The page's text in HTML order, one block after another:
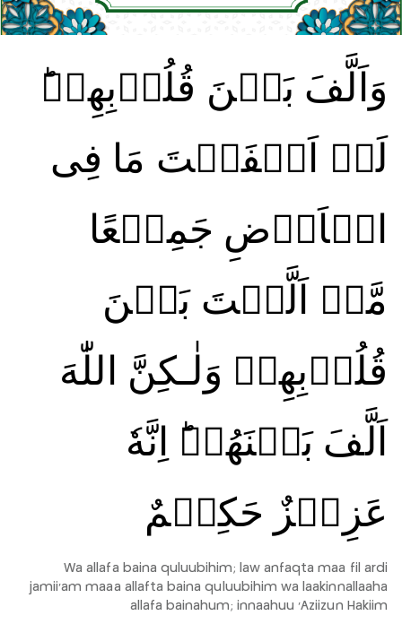
وَاَلَّفَ بَيۡنَ قُلُوۡبِهِمۡ‌ؕ
لَوۡ اَنۡفَقۡتَ مَا فِى
الۡاَرۡضِ جَمِيۡعًا
مَّاۤ اَلَّفۡتَ بَيۡنَ
قُلُوۡبِهِمۡ وَلٰـكِنَّ اللّٰهَ
اَلَّفَ بَيۡنَهُمۡ‌ؕ اِنَّهٗ
عَزِيۡزٌ حَكِيۡمٌ
Wa allafa baina quluubihim; law anfaqta maa fil ardi
jamii'am maaa allafta baina quluubihim wa laakinnallaaha
allafa bainahum; innaahuu 'Aziizun Hakiim